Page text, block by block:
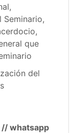
que
del
// whatsapp